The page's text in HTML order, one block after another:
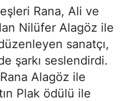
Rana, Ali ve
Nilüfer Alagöz ile
sanatçı,
şarkı seslendirdi.
Alagöz ile
Plak ödülü ile